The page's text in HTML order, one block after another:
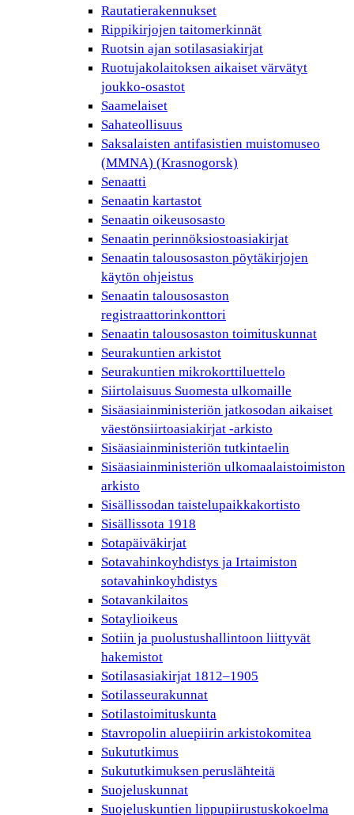
Rautatierakennukset
Rippikirjojen taitomerkinnät
Ruotsin ajan sotilasasiakirjat
Ruotujakolaitoksen aikaiset värvätyt
joukko-osastot
Saamelaiset
Sahateollisuus
Saksalaisten antifasistien muistomuseo
(MMNA) (Krasnogorsk)
Senaatti
Senaatin kartastot
Senaatin oikeusosasto
Senaatin perinnöksiostoasiakirjat
Senaatin talousosaston pöytäkirjojen
käytön ohjeistus
Senaatin talousosaston
registraattorinkonttori
Senaatin talousosaston toimituskunnat
Seurakuntien arkistot
Seurakuntien mikrokorttiluettelo
Siirtolaisuus Suomesta ulkomaille
Sisäasiainministeriön jatkosodan aikaiset
väestönsiirtoasiakirjat -arkisto
Sisäasiainministeriön tutkintaelin
Sisäasiainministeriön ulkomaalaistoimiston
arkisto
Sisällissodan taistelupaikkakortisto
Sisällissota 1918
Sotapäiväkirjat
Sotavahinkoyhdistys ja Irtaimiston
sotavahinkoyhdistys
Sotavankilaitos
Sotaylioikeus
Sotiin ja puolustushallintoon liittyvät
hakemistot
Sotilasasiakirjat 1812–1905
Sotilasseurakunnat
Sotilastoimituskunta
Stavropolin aluepiirin arkistokomitea
Sukututkimus
Sukututkimuksen peruslähteitä
Suojeluskunnat
Suojeluskuntien lippupiirustuskokoelma